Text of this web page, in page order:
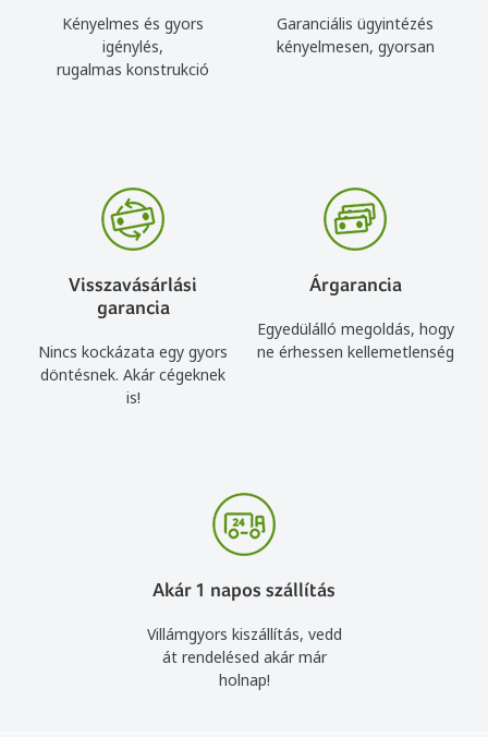
Kényelmes és gyors
igénylés,
rugalmas konstrukció
Garanciális ügyintézés
kényelmesen, gyorsan
Visszavásárlási
garancia
Nincs kockázata egy gyors
döntésnek. Akár cégeknek
is!
Árgarancia
Egyedülálló megoldás, hogy
ne érhessen kellemetlenség
Akár 1 napos szállítás
Villámgyors kiszállítás, vedd
át rendelésed akár már
holnap!